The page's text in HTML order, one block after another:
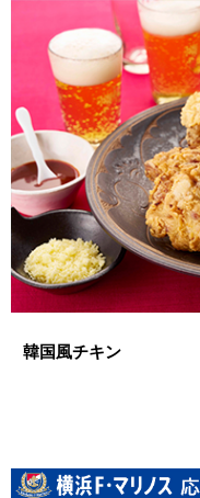
韓国風チキン